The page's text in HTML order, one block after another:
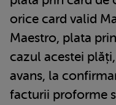
orice card valid
Maestro, plata
cazul acestei
avans, la
facturii proforme